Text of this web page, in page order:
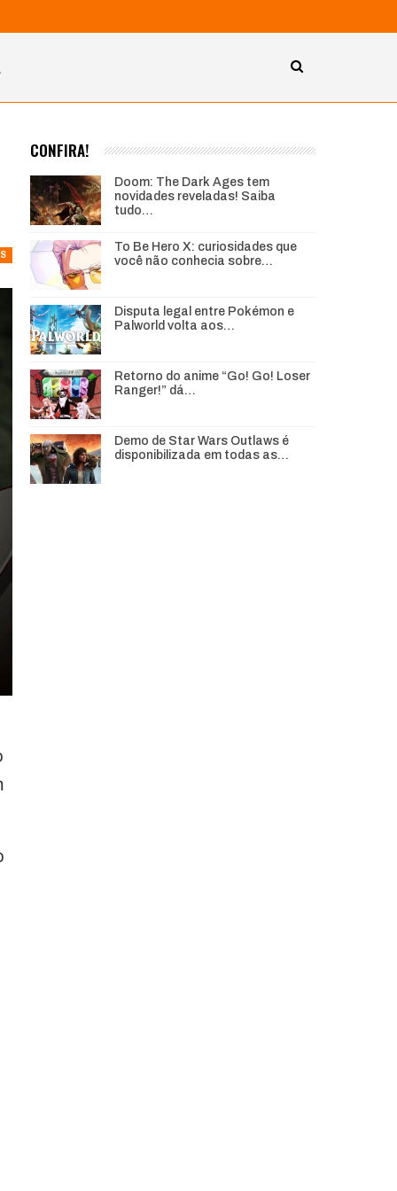
CONFIRA!
Doom: The Dark Ages tem
novidades reveladas! Saiba
tudo…
To Be Hero X: curiosidades que
você não conhecia sobre…
Disputa legal entre Pokémon e
Palworld volta aos…
Retorno do anime “Go! Go! Loser
Ranger!” dá…
Demo de Star Wars Outlaws é
disponibilizada em todas as…